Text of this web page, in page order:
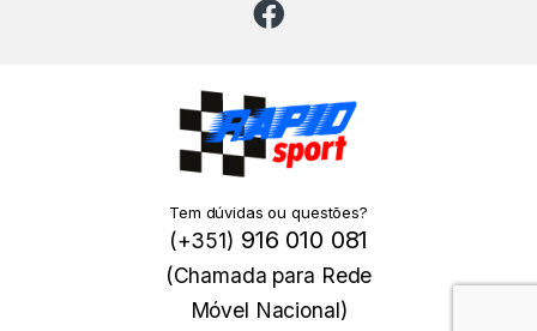
Tem dúvidas ou questões?
(+351) 916 010 081
(Chamada para Rede
Móvel Nacional)